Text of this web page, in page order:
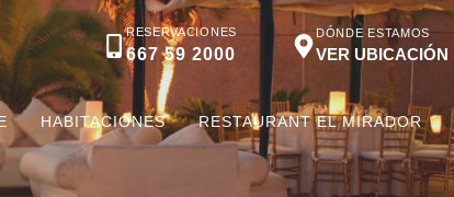
RESERVACIONES
667 59 2000
DÓNDE ESTAMOS
VER UBICACIÓN
HABITACIONES RESTAURANT EL MIRADOR